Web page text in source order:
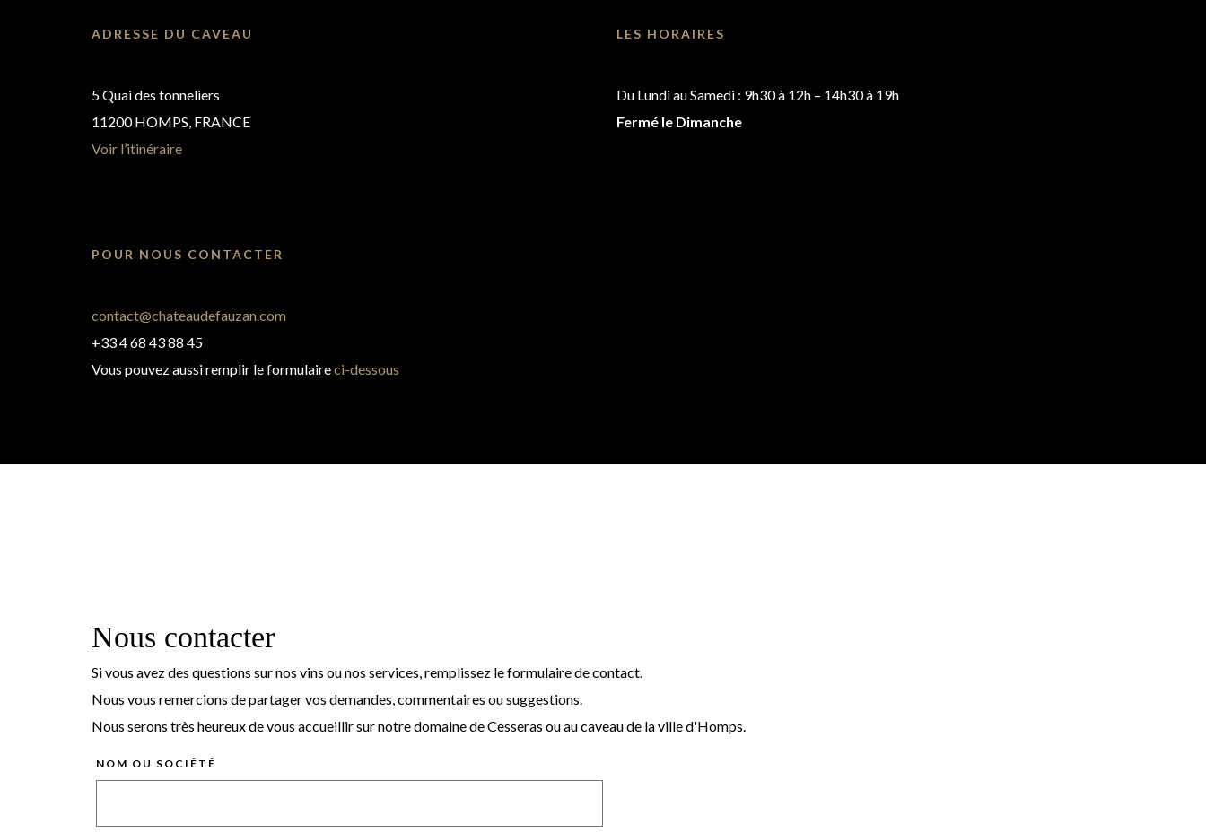
ADRESSE DU CAVEAU
5 Quai des tonneliers
11200 HOMPS, FRANCE
Voir l’itinéraire
POUR NOUS CONTACTER
contact@chateaudefauzan.com
+33 4 68 43 88 45
Vous pouvez aussi remplir le formulaireci-dessous
LES HORAIRES
Du Lundi au Samedi : 9h30 à 12h – 14h30 à 19h
Fermé le Dimanche
Nous contacter
Si vous avez des questions sur nos vins ou nos services, remplissez le formulaire de contact.
Nous vous remercions de partager vos demandes, commentaires ou suggestions.
Nous serons très heureux de vous accueillir sur notre domaine de Cesseras ou au caveau de la ville d'Homps.
NOM OU SOCIÉTÉ